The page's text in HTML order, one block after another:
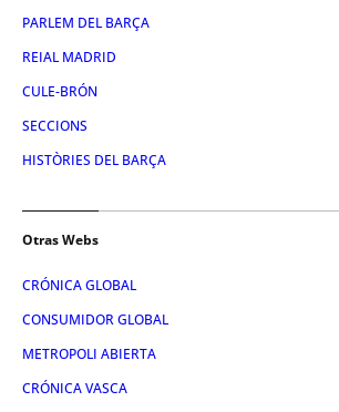
PARLEM DEL BARÇA
REIAL MADRID
CULE-BRÓN
SECCIONS
HISTÒRIES DEL BARÇA
Otras Webs
CRÓNICA GLOBAL
CONSUMIDOR GLOBAL
METROPOLI ABIERTA
CRÓNICA VASCA